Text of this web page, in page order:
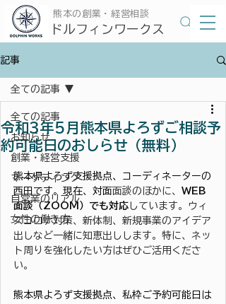
​ドルフィンワークス
​熊本の創業・経営相談
記事
全ての記事
お知らせ
創業・経営支援
マーケティング
自営業のリアル
女性の働き方
全ての記事
令和3年5月熊本県よろずご相談予
約可能日のおしらせ（無料）
熊本県よろず支援拠点、コーディネーターの
西田です。現在、対面面談のほかに、 WEB
面談（ZOOM）でも対応しています。ウィ
ズコロナ対策、新体制、新規事業のアイデア
出しなど一緒に知恵出しします。特に、ネッ
ト周りを強化したい方はぜひご活用くださ
い。
熊本県よろず支援拠点、私枠ご予約可能日は